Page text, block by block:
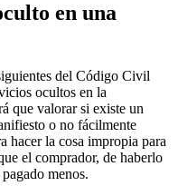
en una
del Código Civil
ocultos en la
que valorar si existe un
o no fácilmente
hacer la cosa impropia para
el comprador, de haberlo
menos.